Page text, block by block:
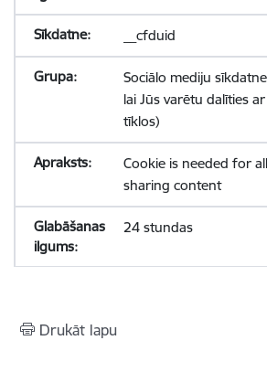
__cfduid
Sociālo mediju
lai Jūs varētu dalīties
tīklos)
Cookie is needed for
sharing content
24 stundas
Drukāt lapu